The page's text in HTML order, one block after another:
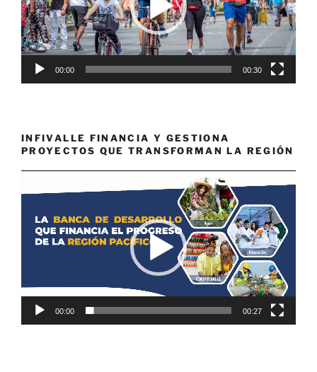
00:00 00:30
INFIVALLE FINANCIA Y GESTIONA
PROYECTOS QUE TRANSFORMAN LA REGIÓN
de
00:00 00:27